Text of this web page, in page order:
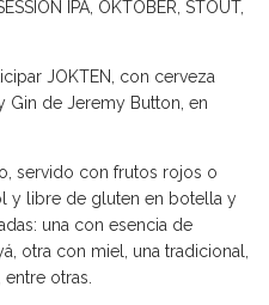
IPA, OKTOBER, STOUT,
JOKTEN, con cerveza
Gin de Jeremy Button, en
servido con frutos rojos o
y libre de gluten en botella y
una con esencia de
otra con miel, una tradicional,
otras.